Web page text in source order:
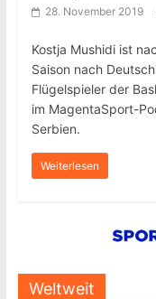
28. November 2019
Kostja Mushidi ist
Saison nach
Flügelspieler der
im MagentaSport-
Serbien.
Weiterlesen
Weltweit